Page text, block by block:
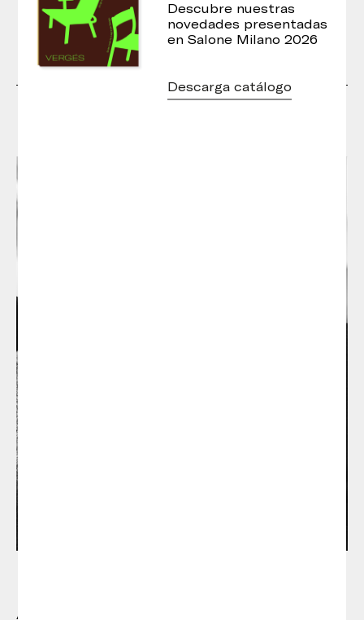
Ana Mir y Emili Padrós, los diseñadores del
Descubre nuestras
novedades presentadas
en Salone Milano 2026
Descarga catálogo